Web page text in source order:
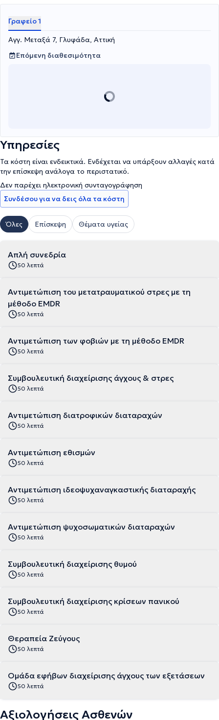
Πανεπιστήμιο Δυτικής Αττικής. Παράλληλα, κατέχει πτυχίο BSc
των Ηνωμένων Πολιτειών, και μεταπτυχιακό στην Προσαρμοσμένη
κατάρτισή της περιλαμβάνει πιστοποίηση στην θεραπευτική
μέθοδο Shadow Effect από το Ford Institute των Ηνωμένων
Γραφείο 1
Αγγ. Μεταξά 7, Γλυφάδα, Αττική
Επόμενη διαθεσιμότητα
Υπηρεσίες
Τα κόστη είναι ενδεικτικά. Ενδέχεται να υπάρξουν αλλαγές κατά
την επίσκεψη ανάλογα το περιστατικό.
Δεν παρέχει ηλεκτρονική συνταγογράφηση
Συνδέσου για να δεις όλα τα κόστη
Όλες Επίσκεψη Θέματα υγείας
Απλή συνεδρία
50 λεπτά
Αντιμετώπιση του μετατραυματικού στρες με τη
μέθοδο EMDR
50 λεπτά
Αντιμετώπιση των φοβιών με τη μέθοδο EMDR
50 λεπτά
Συμβουλευτική διαχείρισης άγχους & στρες
50 λεπτά
Αντιμετώπιση διατροφικών διαταραχών
50 λεπτά
Αντιμετώπιση εθισμών
50 λεπτά
Αντιμετώπιση ιδεοψυχαναγκαστικής διαταραχής
50 λεπτά
Αντιμετώπιση ψυχοσωματικών διαταραχών
50 λεπτά
Συμβουλευτική διαχείρισης θυμού
50 λεπτά
Συμβουλευτική διαχείρισης κρίσεων πανικού
50 λεπτά
Θεραπεία Ζεύγους
50 λεπτά
Ομάδα εφήβων διαχείρισης άγχους των εξετάσεων
50 λεπτά
Αξιολογήσεις Ασθενών